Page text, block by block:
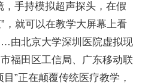
，手持模拟超声探头，在假
，就可以在教学大屏幕上看
由北京大学深圳医院虚拟现
福田区工信局、广东移动联
”正在颠覆传统医疗教学，